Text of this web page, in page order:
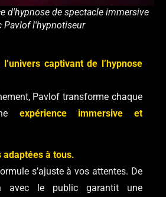
d'hypnose de spectacle immersive
Pavlof l'hypnotiseur
captivant de l’hypnose
Pavlof transforme chaque
expérience immersive et
adaptées à tous.
s’ajuste à vos attentes. De
avec le public garantit une